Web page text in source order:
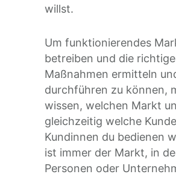
willst.
Um funktionierendes
betreiben und die
Maßnahmen ermitteln
durchführen zu können,
wissen, welchen Markt
gleichzeitig welche
Kundinnen du bedienen
ist immer der Markt, in
Personen oder